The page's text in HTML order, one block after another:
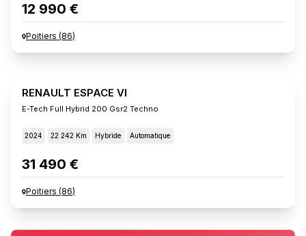
12 990 €
Poitiers (86)
RENAULT ESPACE VI
E-Tech Full Hybrid 200 Gsr2 Techno
2024 22 242 Km Hybride Automatique
31 490 €
Poitiers (86)